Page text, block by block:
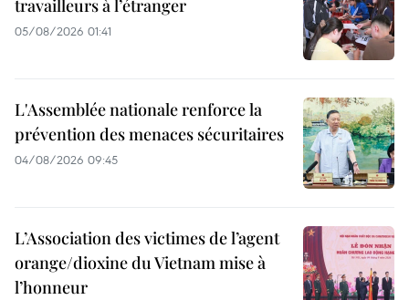
travailleurs à l’étranger
05/08/2026 01:41
L'Assemblée nationale renforce la
prévention des menaces sécuritaires
04/08/2026 09:45
L’Association des victimes de l’agent
orange/dioxine du Vietnam mise à
l’honneur